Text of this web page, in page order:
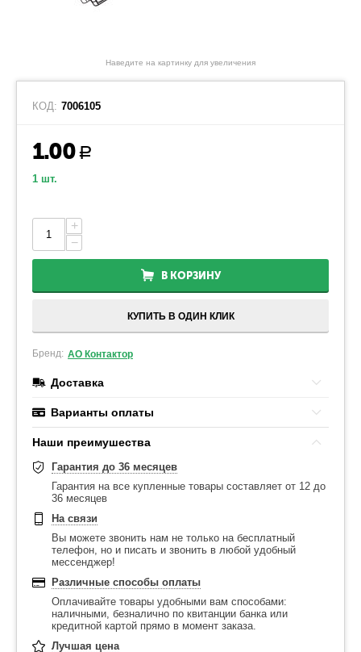
Наведите на картинку для увеличения
КОД: 7006105
1.00 Р
1 шт.
+
−
В КОРЗИНУ
КУПИТЬ В ОДИН КЛИК
Бренд: АО Контактор
Доставка
Варианты оплаты
Наши преимушества
Гарантия до 36 месяцев
Гарантия на все купленные товары составляет от 12 до
36 месяцев
На связи
Вы можете звонить нам не только на бесплатный
телефон, но и писать и звонить в любой удобный
мессенджер!
Различные способы оплаты
Оплачивайте товары удобными вам способами:
наличными, безналично по квитанции банка или
кредитной картой прямо в момент заказа.
Лучшая цена